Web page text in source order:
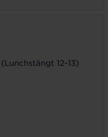
12-13)